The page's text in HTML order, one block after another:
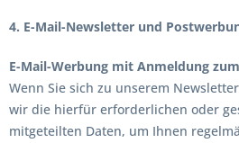
4. E-Mail-Newsletter und
E-Mail-Werbung mit Anmeldung
Wenn Sie sich zu unserem
wir die hierfür erforderlichen oder
mitgeteilten Daten, um Ihnen